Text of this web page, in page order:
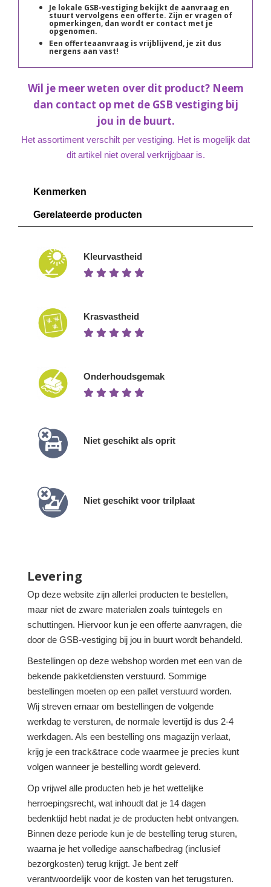
Je lokale GSB-vestiging bekijkt de aanvraag en
stuurt vervolgens een offerte. Zijn er vragen of
opmerkingen, dan wordt er contact met je
opgenomen.
Een offerteaanvraag is vrijblijvend, je zit dus
nergens aan vast!
Wil je meer weten over dit product? Neem
dan contact op met de GSB vestiging bij
jou in de buurt.
Het assortiment verschilt per vestiging. Het is mogelijk dat
dit artikel niet overal verkrijgbaar is.
Kenmerken
Gerelateerde producten
Kleurvastheid
Krasvastheid
Onderhoudsgemak
Niet geschikt als oprit
Niet geschikt voor trilplaat
Levering
Op deze website zijn allerlei producten te bestellen,
maar niet de zware materialen zoals tuintegels en
schuttingen. Hiervoor kun je een offerte aanvragen, die
door de GSB-vestiging bij jou in buurt wordt behandeld.
Bestellingen op deze webshop worden met een van de
bekende pakketdiensten verstuurd. Sommige
bestellingen moeten op een pallet verstuurd worden.
Wij streven ernaar om bestellingen de volgende
werkdag te versturen, de normale levertijd is dus 2-4
werkdagen. Als een bestelling ons magazijn verlaat,
krijg je een track&trace code waarmee je precies kunt
volgen wanneer je bestelling wordt geleverd.
Op vrijwel alle producten heb je het wettelijke
herroepingsrecht, wat inhoudt dat je 14 dagen
bedenktijd hebt nadat je de producten hebt ontvangen.
Binnen deze periode kun je de bestelling terug sturen,
waarna je het volledige aanschafbedrag (inclusief
bezorgkosten) terug krijgt. Je bent zelf
verantwoordelijk voor de kosten van het terugsturen.